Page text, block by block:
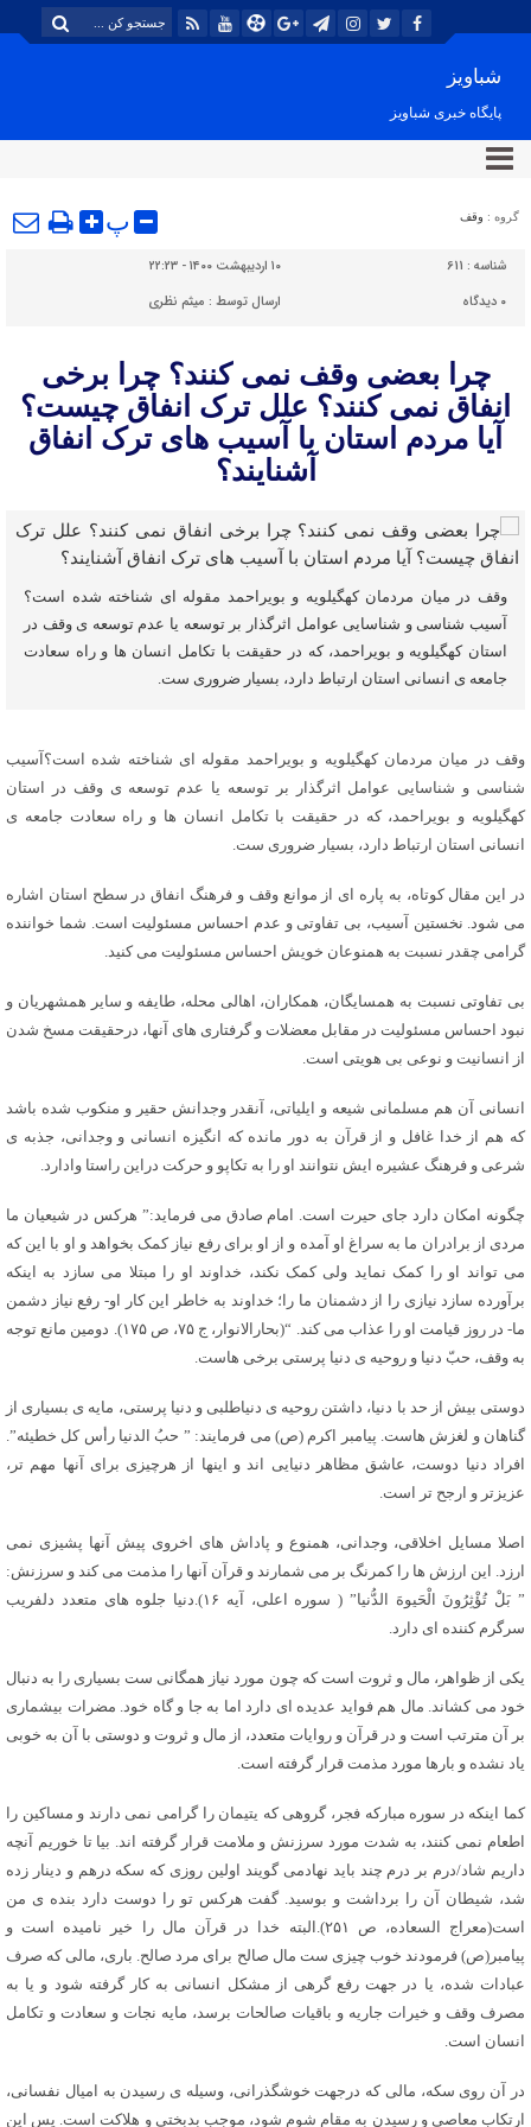
شباویز
پایگاه خبری شباویز
گروه : وقف پ
شناسه : 611
۱۰ اردیبهشت ۱۴۰۰ - ۲۲:۲۳
۰ دیدگاه ارسال توسط : میثم نظری
چرا بعضی وقف نمی کنند؟ چرا برخی
انفاق نمی کنند؟ علل ترک انفاق چیست؟
آیا مردم استان با آسیب های ترک انفاق
آشنایند؟
وقف در میان مردمان کهگیلویه و بویراحمد مقوله ای شناخته شده است؟
آسیب شناسی و شناسایی عوامل اثرگذار بر توسعه یا عدم توسعه ی وقف در
استان کهگیلویه و بویراحمد، که در حقیقت با تکامل انسان ها و راه سعادت
جامعه ی انسانی استان ارتباط دارد، بسیار ضروری ست.
وقف در میان مردمان کهگیلویه و بویراحمد مقوله ای شناخته شده است؟آسیب
شناسی و شناسایی عوامل اثرگذار بر توسعه یا عدم توسعه ی وقف در استان
کهگیلویه و بویراحمد، که در حقیقت با تکامل انسان ها و راه سعادت جامعه ی
انسانی استان ارتباط دارد، بسیار ضروری ست.
در این مقال کوتاه، به پاره ای از موانع وقف و فرهنگ انفاق در سطح استان اشاره
می شود. نخستین آسیب، بی تفاوتی و عدم احساس مسئولیت است. شما خواننده
گرامی چقدر نسبت به همنوعان خویش احساس مسئولیت می کنید.
بی تفاوتی نسبت به همسایگان، همکاران، اهالی محله، طایفه و سایر همشهریان و
نبود احساس مسئولیت در مقابل معضلات و گرفتاری های آنها، درحقیقت مسخ شدن
از انسانیت و نوعی بی هویتی است.
انسانی آن هم مسلمانی شیعه و ایلیاتی، آنقدر وجدانش حقیر و منکوب شده باشد
که هم از خدا غافل و از قرآن به دور مانده که انگیزه انسانی و وجدانی، جذبه ی
شرعی و فرهنگ عشیره ایش نتوانند او را به تکاپو و حرکت دراین راستا وادارد.
چگونه امکان دارد جای حیرت است. امام صادق می فرماید:” هرکس در شیعیان ما
مردی از برادران ما به سراغ او آمده و از او برای رفع نیاز کمک بخواهد و او با این که
می تواند او را کمک نماید ولی کمک نکند، خداوند او را مبتلا می سازد به اینکه
برآورده سازد نیازی را از دشمنان ما را؛ خداوند به خاطر این کار او- رفع نیاز دشمن
ما- در روز قیامت او را عذاب می کند. “(بحارالانوار، ج ۷۵، ص ۱۷۵). دومین مانع توجه
به وقف، حبّ دنیا و روحیه ی دنیا پرستی برخی هاست.
دوستی بیش از حد با دنیا، داشتن روحیه ی دنیاطلبی و دنیا پرستی، مایه ی بسیاری از
گناهان و لغزش هاست. پیامبر اکرم (ص) می فرمایند: ” حبُ الدنیا رأس کل خطیئه”.
افراد دنیا دوست، عاشق مظاهر دنیایی اند و اینها از هرچیزی برای آنها مهم تر،
عزیزتر و ارجح تر است.
اصلا مسایل اخلاقی، وجدانی، همنوع و پاداش های اخروی پیش آنها پشیزی نمی
ارزد. این ارزش ها را کمرنگ بر می شمارند و قرآن آنها را مذمت می کند و سرزنش:
” بَلْ تُؤْثِرُونَ الْحَیوهَ الدُّنیا” ( سوره اعلی، آیه ۱۶).دنیا جلوه های متعدد دلفریب
سرگرم کننده ای دارد.
یکی از ظواهر، مال و ثروت است که چون مورد نیاز همگانی ست بسیاری را به دنبال
خود می کشاند. مال هم فواید عدیده ای دارد اما به جا و گاه خود. مضرات بیشماری
بر آن مترتب است و در قرآن و روایات متعدد، از مال و ثروت و دوستی با آن به خوبی
یاد نشده و بارها مورد مذمت قرار گرفته است.
کما اینکه در سوره مبارکه فجر، گروهی که یتیمان را گرامی نمی دارند و مساکین را
اطعام نمی کنند، به شدت مورد سرزنش و ملامت قرار گرفته اند. بیا تا خوریم آنچه
داریم شاد/درم بر درم چند باید نهادمی گویند اولین روزی که سکه درهم و دینار زده
شد، شیطان آن را برداشت و بوسید. گفت هرکس تو را دوست دارد بنده ی من
است(معراج السعاده، ص ۲۵۱).البته خدا در قرآن مال را خیر نامیده است و
پیامبر(ص) فرمودند خوب چیزی ست مال صالح برای مرد صالح. باری، مالی که صرف
عبادات شده، یا در جهت رفع گرهی از مشکل انسانی به کار گرفته شود و یا به
مصرف وقف و خیرات جاریه و باقیات صالحات برسد، مایه نجات و سعادت و تکامل
انسان است.
در آن روی سکه، مالی که درجهت خوشگذرانی، وسیله ی رسیدن به امیال نفسانی،
ارتکاب معاصی و رسیدن به مقام شوم شود، موجب بدبختی و هلاکت است. پس این